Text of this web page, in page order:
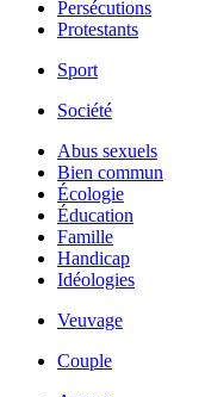
Persécutions
Protestants
Sport
Société
Abus sexuels
Bien commun
Écologie
Éducation
Famille
Handicap
Idéologies
Veuvage
Couple